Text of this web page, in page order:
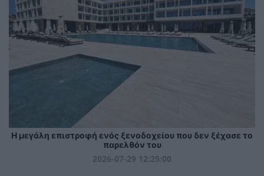
Η μεγάλη επιστροφή ενός ξενοδοχείου που δεν ξέχασε το
παρελθόν του
2026-07-29 12:25:00